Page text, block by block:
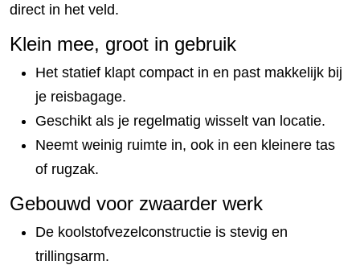
direct in het veld.
Klein mee, groot in gebruik
Het statief klapt compact in en past makkelijk bij
je reisbagage.
Geschikt als je regelmatig wisselt van locatie.
Neemt weinig ruimte in, ook in een kleinere tas
of rugzak.
Gebouwd voor zwaarder werk
De koolstofvezelconstructie is stevig en
trillingsarm.